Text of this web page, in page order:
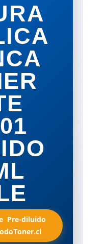
 Pre-diluido